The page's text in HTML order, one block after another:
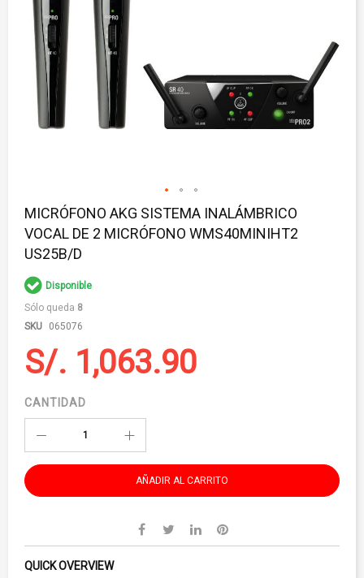
Saltar
al
comienzo
de
galería
de
imágenes
MICRÓFONO AKG SISTEMA INALÁMBRICO
VOCAL DE 2 MICRÓFONO WMS40MINIHT2
US25B/D
Disponible
Sólo queda 8
SKU
065076
S/. 1,063.90
CANTIDAD
AÑADIR AL CARRITO
QUICK OVERVIEW